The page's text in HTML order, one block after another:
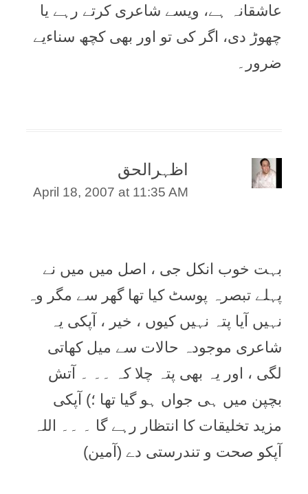
عاشقانہ ہے، ویسے شاعری کرتے رہے یا
چھوڑ دی، اگر کی تو اور بھی کچھ سناءیے
ضرور۔
اظہرالحق
April 18, 2007 at 11:35 AM
بہت خوب انکل جی ، اصل میں میں نے
پہلے تبصرہ پوسٹ کیا تھا گھر سے مگر وہ
نہیں آیا پتہ نہیں کیوں ، خیر ، آپکی یہ
شاعری موجودہ حالات سے میل کھاتی
لگی ، اور یہ بھی پتہ چلا کہ ۔۔ ۔ آتش
بچپن میں ہی جواں ہو گیا تھا ؛) آپکی
مزید تخلیقات کا انتظار رہے گا ۔ ۔۔ اللہ
آپکو صحت و تندرستی دے (آمین)